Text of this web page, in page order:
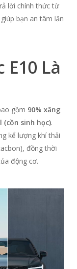
lời chính thức từ
bạn an tâm lăn
E10 Là
gồm 90% xăng
(cồn sinh học).
kể lượng khí thải
đồng thời
động cơ.